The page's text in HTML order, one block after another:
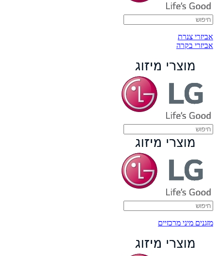
אביזרי צנרת
אביזרי בקרה
מזגנים מיני מרכזיים